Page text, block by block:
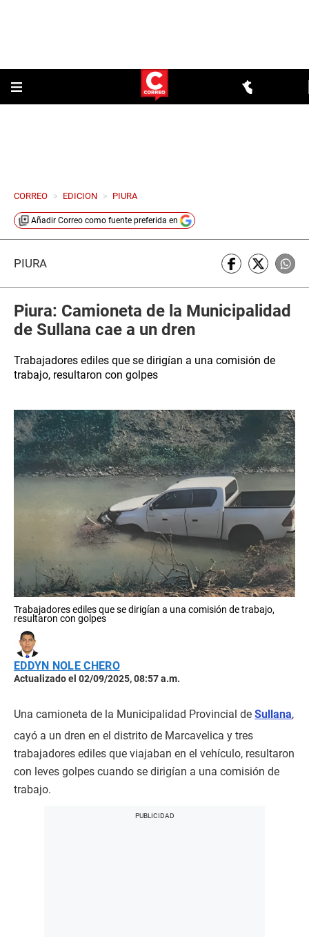
CORREO > EDICION > PIURA
Añadir Correo como fuente preferida en
PIURA
Piura: Camioneta de la Municipalidad
de Sullana cae a un dren
Trabajadores ediles que se dirigían a una comisión de
trabajo, resultaron con golpes
Trabajadores ediles que se dirigían a una comisión de trabajo,
resultaron con golpes
EDDYN NOLE CHERO
Actualizado el 02/09/2025, 08:57 a.m.
Una camioneta de la Municipalidad Provincial de Sullana,
cayó a un dren en el distrito de Marcavelica y tres
trabajadores ediles que viajaban en el vehículo, resultaron
con leves golpes cuando se dirigían a una comisión de
trabajo.